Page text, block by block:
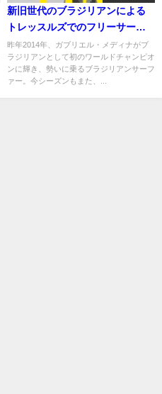
新旧世代のブラジリアンによる
トレッスルズでのフリーサーフ
映像＠2015年
昨年2014年、ガブリエル・メディナがブ
ラジリアンとして初のワールドチャンピオ
ンに輝き、勢いに乗るブラジリアンサーフ
ァー。今シーズンもまた、...